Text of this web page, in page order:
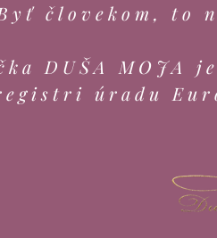
človekom, to
DUŠA MOJA
úradu